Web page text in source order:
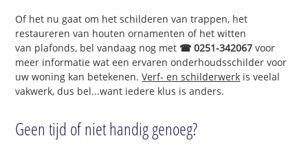
Of het nu gaat om het schilderen van trappen, het
restaureren van houten ornamenten of het witten
van plafonds, bel vandaag nog met ☎ 0251-342067 voor
meer informatie wat een ervaren onderhoudsschilder voor
uw woning kan betekenen.Verf- en schilderwerk is veelal
vakwerk, dus bel...want iedere klus is anders.
Geen tijd of niet handig genoeg?